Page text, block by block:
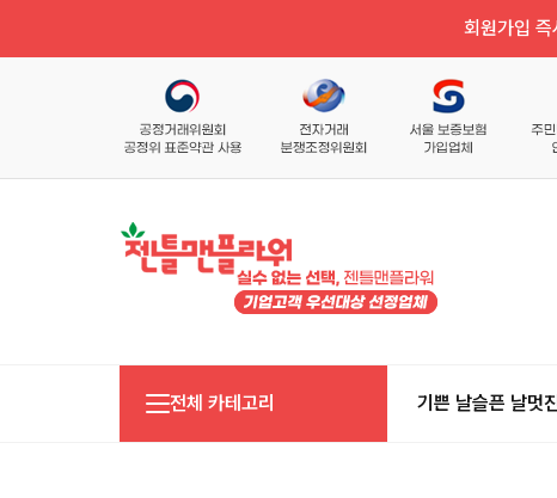
회원가입
전체 카테고리 기쁜 날슬픈 날멋